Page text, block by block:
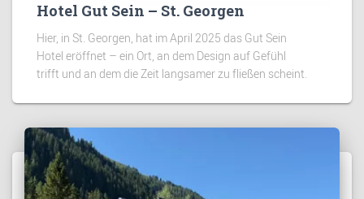
Hotel Gut Sein – St. Georgen
Hier, in St. Georgen, hat im April 2025 das Gut Sein
Hotel eröffnet – ein Ort, an dem Design auf Gefühl
trifft und an dem die Zeit langsamer zu fließen scheint.